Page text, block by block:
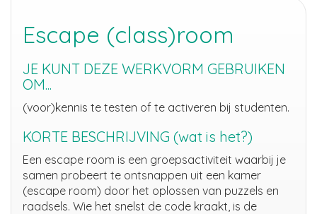
Escape (class)room
JE KUNT DEZE WERKVORM GEBRUIKEN
OM...
(voor)kennis te testen of te activeren bij studenten.
KORTE BESCHRIJVING (wat is het?)
Een escape room is een groepsactiviteit waarbij je
samen probeert te ontsnappen uit een kamer
(escape room) door het oplossen van puzzels en
raadsels. Wie het snelst de code kraakt, is de